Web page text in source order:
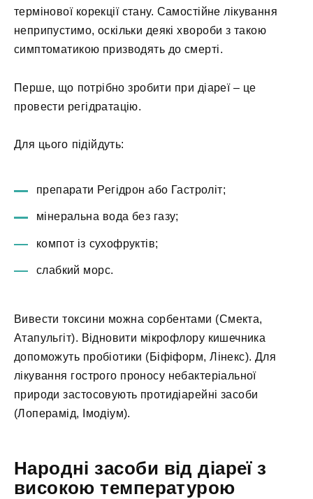
термінової корекції стану. Самостійне лікування
неприпустимо, оскільки деякі хвороби з такою
симптоматикою призводять до смерті.
Перше, що потрібно зробити при діареї – це
провести регідратацію.
Для цього підійдуть:
препарати Регідрон або Гастроліт;
мінеральна вода без газу;
компот із сухофруктів;
слабкий морс.
Вивести токсини можна сорбентами (Смекта,
Атапульгіт). Відновити мікрофлору кишечника
допоможуть пробіотики (Біфіформ, Лінекс). Для
лікування гострого проносу небактеріальної
природи застосовують протидіарейні засоби
(Лоперамід, Імодіум).
Народні засоби від діареї з
високою температурою